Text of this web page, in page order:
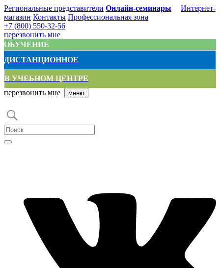
Региональные представители Онлайн-семинары
Интернет-
магазин Контакты Профессиональная зона
+7 (800) 550-32-56
перезвонить мне
ОБУЧЕНИЕ
ДИСТАНЦИОННОЕ
В УЧЕБНОМ ЦЕНТРЕ
перезвонить мне
меню